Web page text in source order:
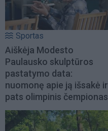
Sportas
Aiškėja Modesto
Paulausko skulptūros
pastatymo data:
nuomonę apie ją išsakė ir
pats olimpinis čempionas